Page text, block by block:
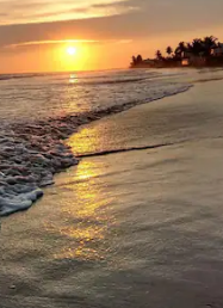
5 de 5; 7 evaluaciones